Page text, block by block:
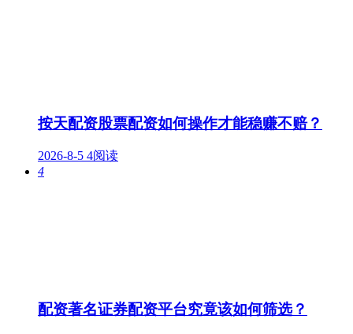
按天配资股票配资如何操作才能稳赚不赔？
2026-8-5 4阅读
4
配资著名证券配资平台究竟该如何筛选？